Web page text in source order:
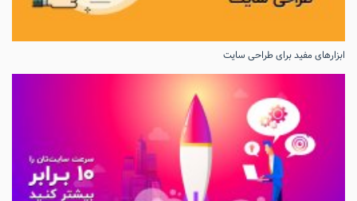
ابزارهای مفید برای طراحی سایت